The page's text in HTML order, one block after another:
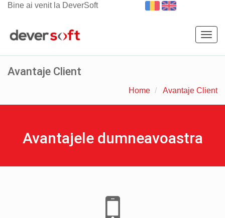
Bine ai venit la DeverSoft
Avantaje Client
Home Avantaje Client
Avantajele dumneavoastra